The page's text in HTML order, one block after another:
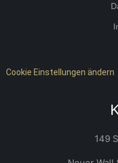
Cookie Einstellungen ändern
149